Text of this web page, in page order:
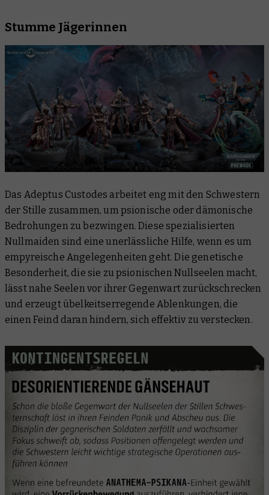
Stumme Jägerinnen
Das Adeptus Custodes arbeitet eng mit den Schwestern
der Stille zusammen, um psionische oder dämonische
Bedrohungen zu bezwingen. Diese spezialisierten
Nullmaiden sind eine unerlässliche Hilfe, wenn es um
empyreische Angelegenheiten geht. Die genetische
Besonderheit, die sie zu psionischen Nullseelen macht,
lässt nahe Seelen vor ihrer Gegenwart zurückschrecken
und erzeugt übelkeitserregende Ablenkungen, die
einen Feind daran hindern, sich effektiv zu verstecken.